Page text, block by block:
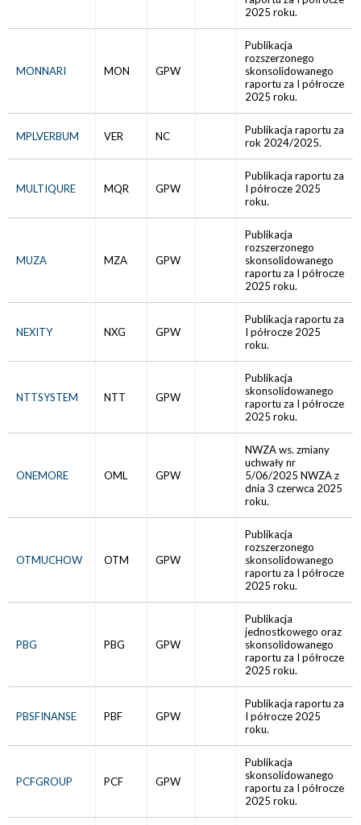
2025 roku.
MONNARI MON GPW
Publikacja
rozszerzonego
skonsolidowanego
raportu za I półrocze
2025 roku.
MPLVERBUM VER NC
Publikacja raportu za
rok 2024/2025.
MULTIQURE MQR GPW
Publikacja raportu za
I półrocze 2025
roku.
MUZA MZA GPW
Publikacja
rozszerzonego
skonsolidowanego
raportu za I półrocze
2025 roku.
NEXITY NXG GPW
Publikacja raportu za
I półrocze 2025
roku.
NTTSYSTEM NTT GPW
Publikacja
skonsolidowanego
raportu za I półrocze
2025 roku.
ONEMORE OML GPW
NWZA ws. zmiany
uchwały nr
5/06/2025 NWZA z
dnia 3 czerwca 2025
roku.
OTMUCHOW OTM GPW
Publikacja
rozszerzonego
skonsolidowanego
raportu za I półrocze
2025 roku.
PBG PBG GPW
Publikacja
jednostkowego oraz
skonsolidowanego
raportu za I półrocze
2025 roku.
PBSFINANSE PBF GPW
Publikacja raportu za
I półrocze 2025
roku.
PCFGROUP PCF GPW
Publikacja
skonsolidowanego
raportu za I półrocze
2025 roku.